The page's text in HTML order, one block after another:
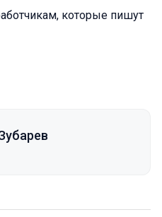
которые пишут